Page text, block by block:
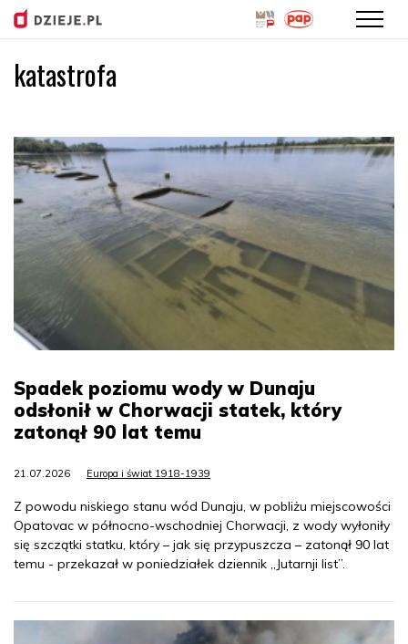
katastrofa
Spadek poziomu wody w Dunaju
odsłonił w Chorwacji statek, który
zatonął 90 lat temu
21.07.2026 Europa i świat 1918-1939
Z powodu niskiego stanu wód Dunaju, w pobliżu miejscowości
Opatovac w północno-wschodniej Chorwacji, z wody wyłoniły
się szczątki statku, który – jak się przypuszcza – zatonął 90 lat
temu - przekazał w poniedziałek dziennik „Jutarnji list”.